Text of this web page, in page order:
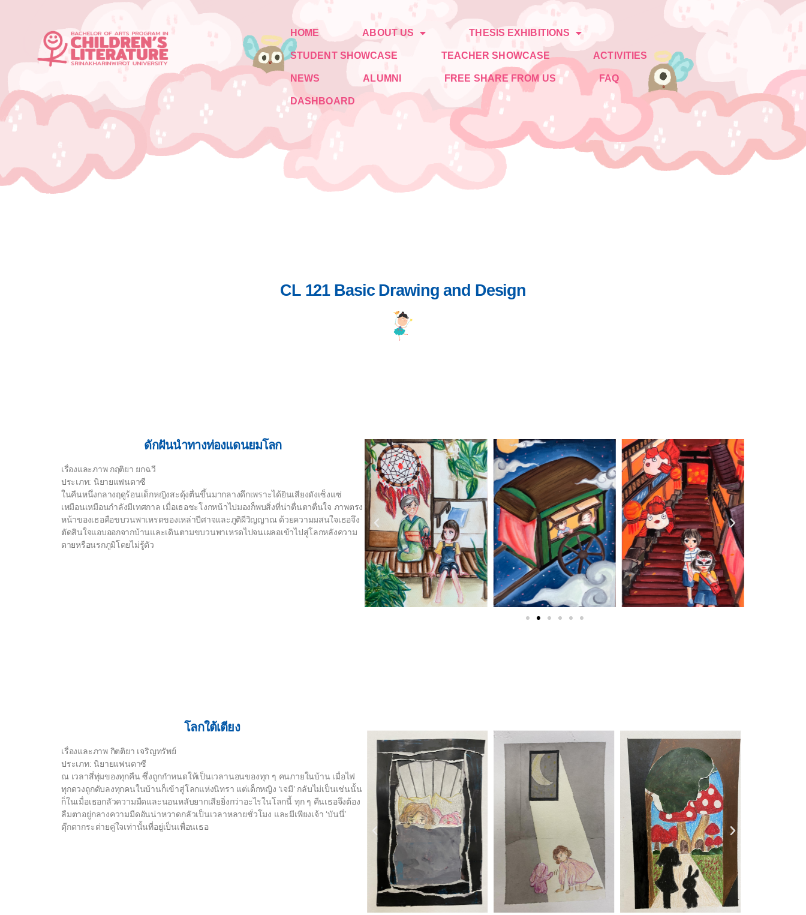
HOME ABOUT US THESIS EXHIBITIONS
STUDENT SHOWCASE TEACHER SHOWCASE ACTIVITIES
NEWS ALUMNI FREE SHARE FROM US FAQ
DASHBOARD
CL 121 Basic Drawing and Design
ดักฝันนำทางท่องแดนยมโลก
เรื่องและภาพ กฤติยา ยกฉวี
ประเภท: นิยายแฟนตาซี
ในคืนหนึ่งกลางฤดูร้อนเด็กหญิงสะดุ้งตื่นขึ้นมากลางดึกเพราะได้ยินเสียงดังเซ็งแซ่
เหมือนเหมือนกำลังมีเทศกาล เมื่อเธอชะโงกหน้าไปมองก็พบสิ่งที่น่าตื่นตาตื่นใจ ภาพตรง
หน้าของเธอคือขบวนพาเหรดของเหล่าปีศาจและภูติผีวิญญาณ ด้วยความมสนใจเธอจึง
ตัดสินใจแอบออกจากบ้านและเดินตามขบวนพาเหรดไปจนเผลอเข้าไปสู่โลกหลังความ
ตายหรือนรกภูมิโดยไม่รู้ตัว
โลกใต้เตียง
เรื่องและภาพ กิตติยา เจริญทรัพย์
ประเภท: นิยายแฟนตาซี
ณ เวลาสี่ทุ่มของทุกคืน ซึ่งถูกกำหนดให้เป็นเวลานอนของทุก ๆ คนภายในบ้าน เมื่อไฟ
ทุกดวงถูกดับลงทุกคนในบ้านก็เข้าสู่โลกแห่งนิทรา แต่เด็กหญิง ‘เจมี’ กลับไม่เป็นเช่นนั้น
ก็ในเมื่อเธอกลัวความมืดและนอนหลับยากเสียยิ่งกว่าอะไรในโลกนี้ ทุก ๆ คืนเธอจึงต้อง
ลืมตาอยู่กลางความมืดอันน่าหวาดกลัวเป็นเวลาหลายชั่วโมง และมีเพียงเจ้า ‘บันนี่’
ตุ๊กตากระต่ายคู่ใจเท่านั้นที่อยู่เป็นเพื่อนเธอ